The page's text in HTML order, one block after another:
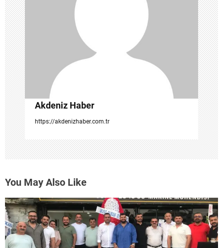
e
s
i
Akdeniz Haber
https://akdenizhaber.com.tr
You May Also Like